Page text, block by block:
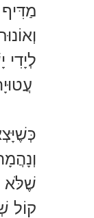
מַדִּיף
לְיָדִי
שֶׁלֹּא
קוֹל